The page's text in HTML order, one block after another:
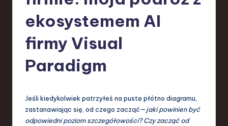
T
ekosystemem AI
firmy Visual
Paradigm
Jeśli kiedykolwiek patrzyłeś na puste płótno diagramu,
zastanawiając się, od czego zacząć—jaki powinien być
odpowiedni poziom szczegółowości? Czy zacząć od